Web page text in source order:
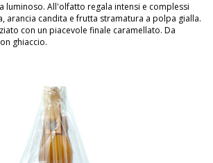
luminoso. All'olfatto regala intensi e complessi
arancia candita e frutta stramatura a polpa gialla.
con un piacevole finale caramellato. Da
ghiaccio.